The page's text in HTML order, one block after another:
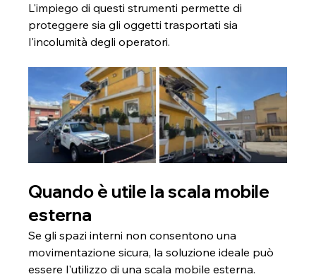
L'impiego di questi strumenti permette di
proteggere sia gli oggetti trasportati sia
l'incolumità degli operatori.
Quando è utile la scala mobile
esterna
Se gli spazi interni non consentono una
movimentazione sicura, la soluzione ideale può
essere l'utilizzo di una scala mobile esterna.